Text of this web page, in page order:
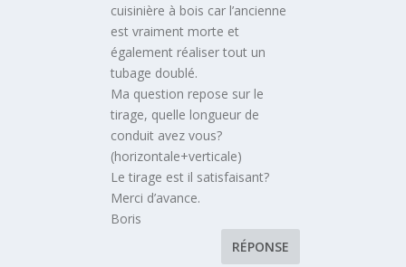
cuisinière à bois car l’ancienne
est vraiment morte et
également réaliser tout un
tubage doublé.
Ma question repose sur le
tirage, quelle longueur de
conduit avez vous?
(horizontale+verticale)
Le tirage est il satisfaisant?
Merci d’avance.
Boris
RÉPONSE